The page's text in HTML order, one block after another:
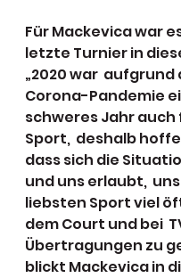
Für Mackevica war
letzte Turnier in
„2020 war  aufgrund
Corona-Pandemie
schweres Jahr auch
Sport,  deshalb
dass sich die
und uns erlaubt,
liebsten Sport viel
dem Court und bei
Übertragungen zu
blickt Mackevica in